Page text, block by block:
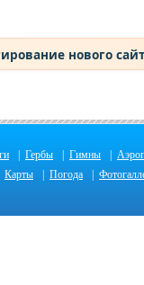
нового
Гербы Гимны
Карты
Погода